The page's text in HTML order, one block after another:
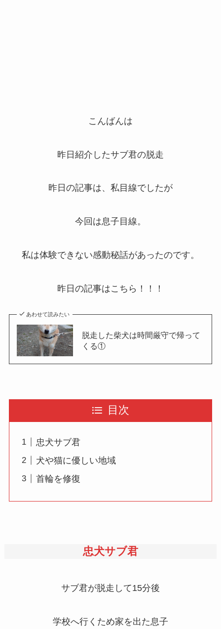
こんばんは
昨日紹介したサブ君の脱走
昨日の記事は、私目線でしたが
今回は息子目線。
私は体験できない感動秘話があったのです。
昨日の記事はこちら！！！
あわせて読みたい
脱走した柴犬は時間厳守で帰って
くる①
目次
忠犬サブ君
犬や猫に優しい地域
首輪を修復
忠犬サブ君
サブ君が脱走して15分後
学校へ行くため家を出た息子